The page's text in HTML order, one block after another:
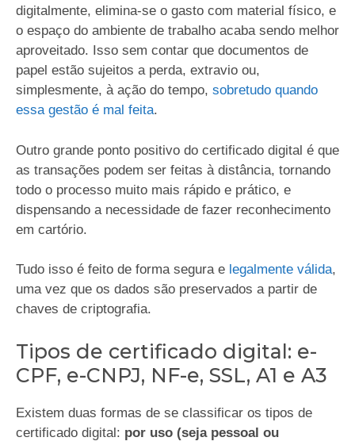
digitalmente, elimina-se o gasto com material físico, e
o espaço do ambiente de trabalho acaba sendo melhor
aproveitado. Isso sem contar que documentos de
papel estão sujeitos a perda, extravio ou,
simplesmente, à ação do tempo, sobretudo quando
essa gestão é mal feita.
Outro grande ponto positivo do certificado digital é que
as transações podem ser feitas à distância, tornando
todo o processo muito mais rápido e prático, e
dispensando a necessidade de fazer reconhecimento
em cartório.
Tudo isso é feito de forma segura e legalmente válida,
uma vez que os dados são preservados a partir de
chaves de criptografia.
Tipos de certificado digital: e-
CPF, e-CNPJ, NF-e, SSL, A1 e A3
Existem duas formas de se classificar os tipos de
certificado digital: por uso (seja pessoal ou